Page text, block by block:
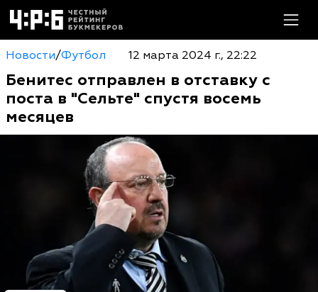
Новости/Футбол 12 марта 2024 г., 22:22
Бенитес отправлен в отставку с
поста в "Сельте" спустя восемь
месяцев